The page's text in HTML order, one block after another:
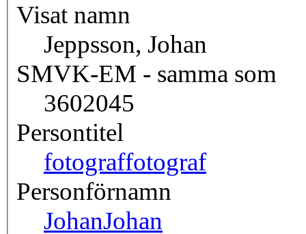
Visat namn
Jeppsson, Johan
SMVK-EM - samma som
3602045
Persontitel
fotograffotograf
Personförnamn
JohanJohan